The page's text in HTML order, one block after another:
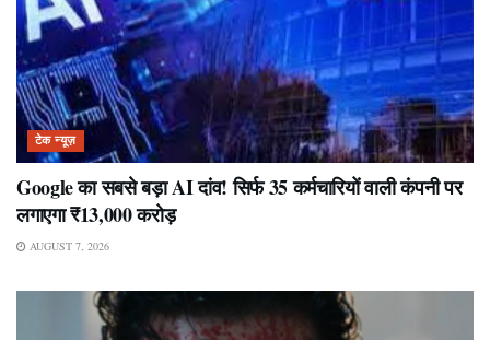
टेक न्यूज़
Google का सबसे बड़ा AI दांव! सिर्फ 35 कर्मचारियों वाली कंपनी पर
लगाएगा ₹13,000 करोड़
AUGUST 7, 2026